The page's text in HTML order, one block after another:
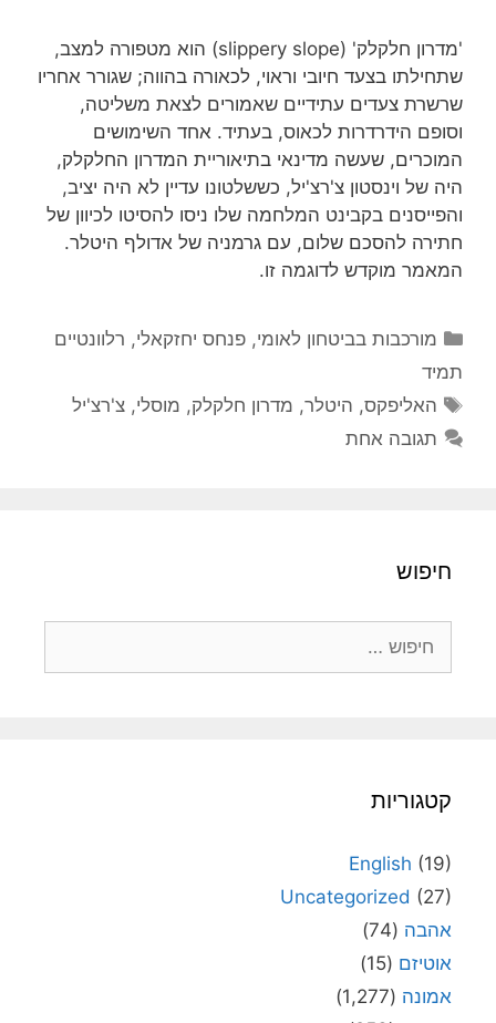
'מדרון חלקלק' (slippery slope) הוא מטפורה למצב,
שתחילתו בצעד חיובי וראוי, לכאורה בהווה; שגורר אחריו
שרשרת צעדים עתידיים שאמורים לצאת משליטה,
וסופם הידרדרות לכאוס, בעתיד. אחד השימושים
המוכרים, שעשה מדינאי בתיאוריית המדרון החלקלק,
היה של וינסטון צ'רצ'יל, כששלטונו עדיין לא היה יציב,
והפייסנים בקבינט המלחמה שלו ניסו להסיטו לכיוון של
חתירה להסכם שלום, עם גרמניה של אדולף היטלר.
המאמר מוקדש לדוגמה זו.
קטגוריות
מורכבות בביטחון לאומי,פנחס יחזקאלי, רלוונטיים
תמיד
תגיות
האליפקס, היטלר, מדרון חלקלק, מוסלי,צ'רצ'יל
תגובה אחת
חיפוש
קטגוריות
English (19)
Uncategorized (27)
אהבה (74)
אוטיזם (15)
אמונה (1,277)